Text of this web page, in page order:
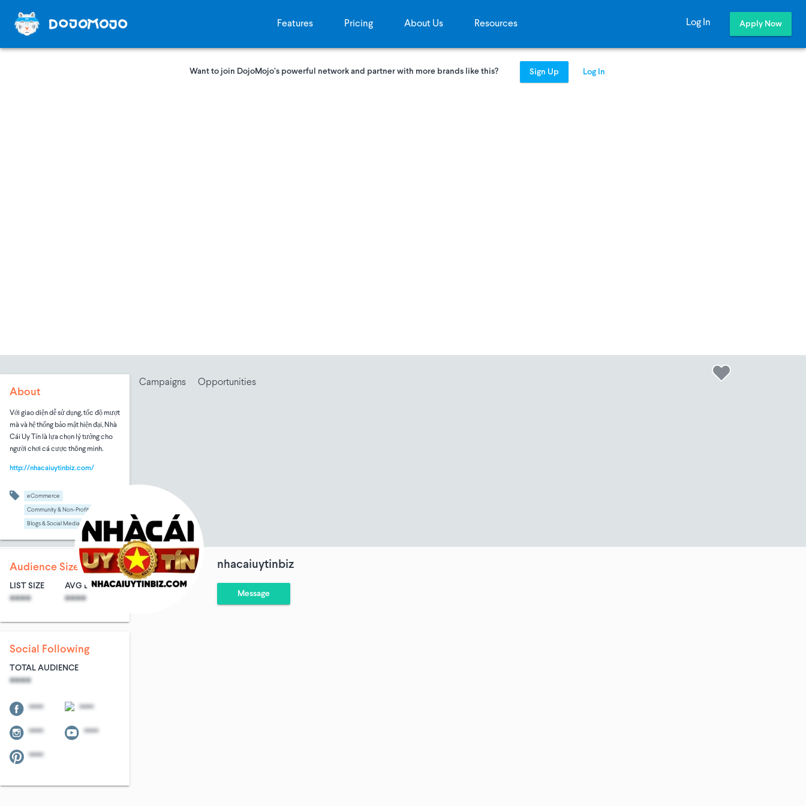
Features Pricing About Us Resources Log In Apply Now
Want to join DojoMojo’s powerful network and partner with more brands like this? Sign Up Log In
nhacaiuytinbiz
Message
About
Với giao diện dễ sử dụng, tốc độ mượt
mà và hệ thống bảo mật hiện đại, Nhà
Cái Uy Tín là lựa chọn lý tưởng cho
người chơi cá cược thông minh.
http://nhacaiuytinbiz.com/
eCommerce
Community & Non-Profit
Blogs & Social Media
Audience Size
LIST SIZE
****
AVG ENTRIES
****
Social Following
TOTAL AUDIENCE
****
**** ****
**** ****
****
Campaigns Opportunities